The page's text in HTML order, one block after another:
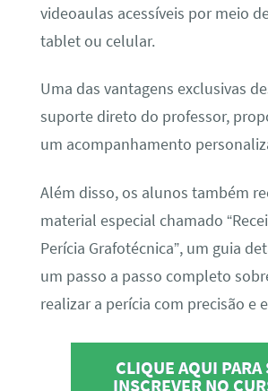
videoaulas acessíveis por meio
tablet ou celular.
Uma das vantagens exclusivas
suporte direto do professor,
um acompanhamento
Além disso, os alunos também
material especial chamado
Perícia Grafotécnica”, um guia
um passo a passo completo
realizar a perícia com precisão e
CLIQUE AQUI PARA
INSCREVER NO